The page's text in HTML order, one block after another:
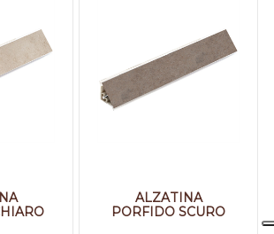
ALZATINA
PORFIDO SCURO